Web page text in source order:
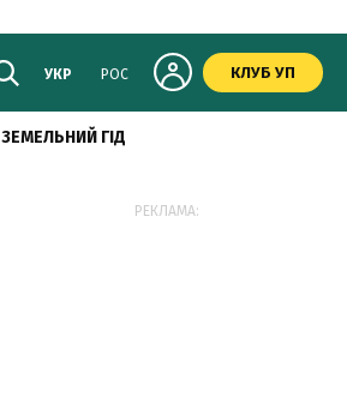
УКР РОС КЛУБ УП
ЗЕМЕЛЬНИЙ ГІД
РЕКЛАМА: